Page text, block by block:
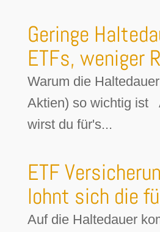
Geringe
ETFs, weniger
Warum die
Aktien) so wichtig ist
wirst du für's...
ETF
lohnt sich die
Auf die Haltedauer